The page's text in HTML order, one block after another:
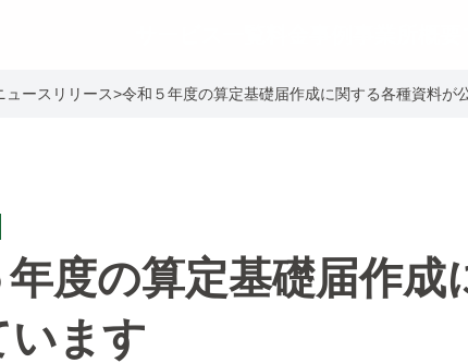
ュースリリース>令和５年度の算定基礎届作成に関する各種資料が
度の算定基礎届作
います